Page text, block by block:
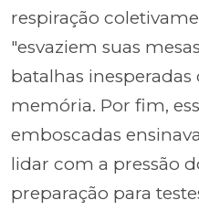
respiração
"esvaziem suas
batalhas
memória. Por fim,
emboscadas
lidar com a pressão
preparação para